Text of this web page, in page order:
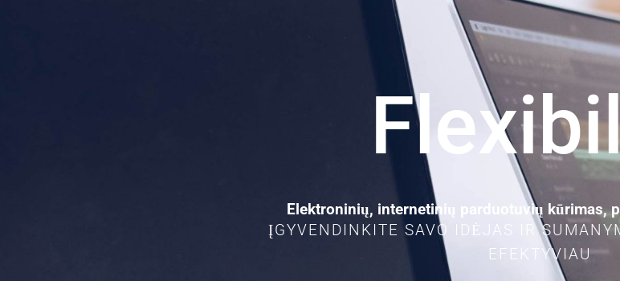
Elektroninių, internetinių parduotuvių kūrimas,
ĮGYVENDINKITE SAVO IDĖJAS IR
EFEKTYVIAU